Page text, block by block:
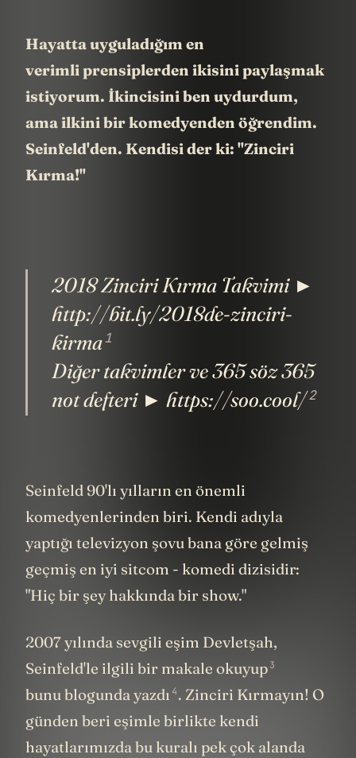
Hayatta uyguladığım en
verimli prensiplerden ikisini paylaşmak
istiyorum. İkincisini ben uydurdum,
ama ilkini bir komedyenden öğrendim.
Seinfeld'den. Kendisi der ki: "Zinciri
Kırma!"
2018 Zinciri Kırma Takvimi ►
http://bit.ly/2018de-zinciri-
kirma1
Diğer takvimler ve 365 söz 365
not defteri ► https://soo.cool/2
Seinfeld 90'lı yılların en önemli
komedyenlerinden biri. Kendi adıyla
yaptığı televizyon şovu bana göre gelmiş
geçmiş en iyi sitcom - komedi dizisidir:
"Hiç bir şey hakkında bir show."
2007 yılında sevgili eşim Devletşah,
Seinfeld'le ilgili bir makale okuyup3
bunu blogunda yazdı 4. Zinciri Kırmayın! O
günden beri eşimle birlikte kendi
hayatlarımızda bu kuralı pek çok alanda